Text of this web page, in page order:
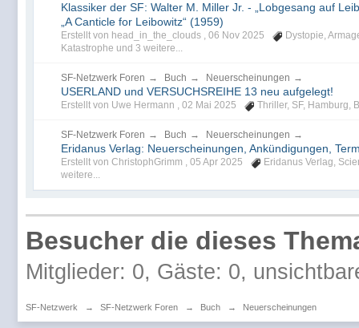
Klassiker der SF: Walter M. Miller Jr. - „Lobgesang auf
„A Canticle for Leibowitz“ (1959)
Erstellt von head_in_the_clouds , 06 Nov 2025 Dystopie,
Katastrophe und 3 weitere...
SF-Netzwerk Foren → Buch → Neuerscheinungen →
USERLAND und VERSUCHSREIHE 13 neu aufgelegt!
Erstellt von Uwe Hermann , 02 Mai 2025 Thriller, SF, Hamburg,
SF-Netzwerk Foren → Buch → Neuerscheinungen →
Eridanus Verlag: Neuerscheinungen, Ankündigungen,
Erstellt von ChristophGrimm , 05 Apr 2025 Eridanus Verlag,
weitere...
Besucher die dieses
Mitglieder: 0, Gäste: 0,
SF-Netzwerk → SF-Netzwerk Foren → Buch → Neuerscheinungen